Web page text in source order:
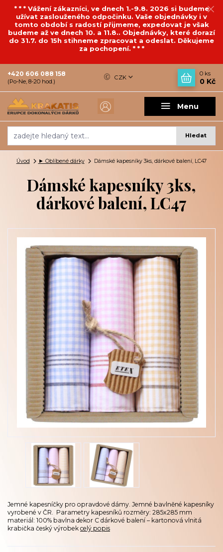
* * * Vážení zákazníci, ve dnech 1.-9.8. 2026 si budeme
užívat zaslouženého odpočinku. Vaše objednávky i v
tomto období s radostí přijmeme, expedovat je však
budeme až ve dnech 10. a 11.8.. Objednávky, které dorazí
do 31.7. do 15h stihneme zpracovat a odeslat. Děkujeme
za pochopení. * * *
Menu
CZK
Hledat
+420 606 088 158
(Po-Ne, 8-20 hod.)
0 ks
0 Kč
Úvod ► Oblíbené dárky Dámské kapesníky 3ks, dárkové balení, LC47
Dámské kapesníky 3ks,
dárkové balení, LC47
Jemné kapesníčky pro opravdové dámy. Jemné bavlněné kapesníky
vyrobené v ČR. Parametry kapesníků rozměry: 285x285 mm
materiál: 100% bavlna dekor C dárkové balení – kartonová vlnitá
krabička český výrobek celý popis